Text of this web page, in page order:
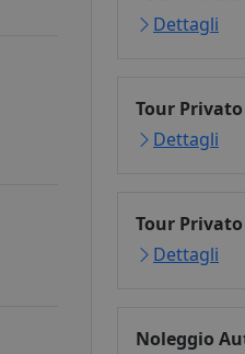
Dettagli
Tour
Dettagli
Tour
Dettagli
Noleggio